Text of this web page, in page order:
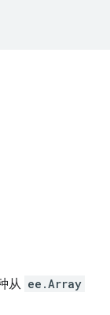
从 ee.Array